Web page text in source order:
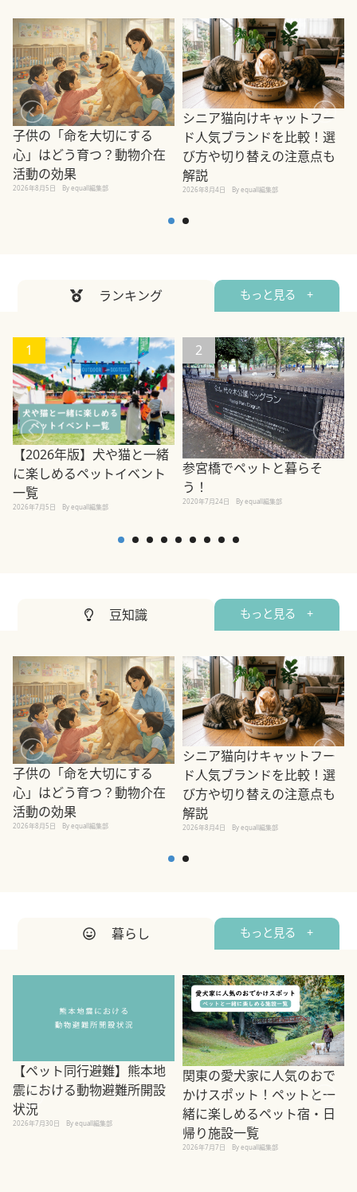
子供の「命を大切にする
心」はどう育つ？動物介在
活動の効果
2026年8月5日 By equall編集部
シニア猫向けキャットフー
ド人気ブランドを比較！選
び方や切り替えの注意点も
解説
2026年8月4日 By equall編集部
ランキング もっと見る +
1
【2026年版】犬や猫と一緒
に楽しめるペットイベント
一覧
2026年7月5日 By equall編集部
2
参宮橋でペットと暮らそ
う！
2020年7月24日 By equall編集部
豆知識 もっと見る +
子供の「命を大切にする
心」はどう育つ？動物介在
活動の効果
2026年8月5日 By equall編集部
シニア猫向けキャットフー
ド人気ブランドを比較！選
び方や切り替えの注意点も
解説
2026年8月4日 By equall編集部
暮らし もっと見る +
【ペット同行避難】熊本地
震における動物避難所開設
状況
2026年7月30日 By equall編集部
関東の愛犬家に人気のおで
かけスポット！ペットと一
緒に楽しめるペット宿・日
帰り施設一覧
2026年7月7日 By equall編集部